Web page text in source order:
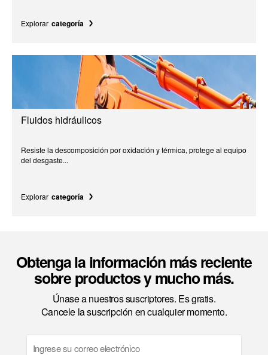
Explorar categoría
Fluidos hidráulicos
Resiste la descomposición por oxidación y térmica, protege al equipo
del desgaste...
Explorar categoría
Obtenga la información más reciente
sobre productos y mucho más.
Únase a nuestros suscriptores. Es gratis.
Cancele la suscripción en cualquier momento.